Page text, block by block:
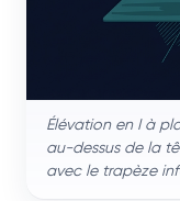
Élévation en I à
au-dessus de la
avec le trapèze